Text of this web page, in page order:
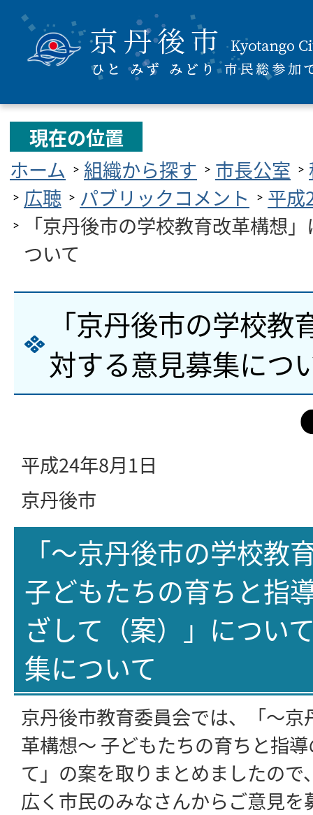
現在の位置
ホーム
組織から探す 市長公室
広聴
パブリックコメント
平成
「京丹後市の学校教育改革構想
ついて
「京丹後市の学校
対する意見募集につ
平成24年8月1日
京丹後市
「～京丹後市の学校教
子どもたちの育ちと指
ざして（案）」につい
集について
京丹後市教育委員会では、「～
革構想～ 子どもたちの育ちと指
て」の案を取りまとめましたので
広く市民のみなさんからご意見を